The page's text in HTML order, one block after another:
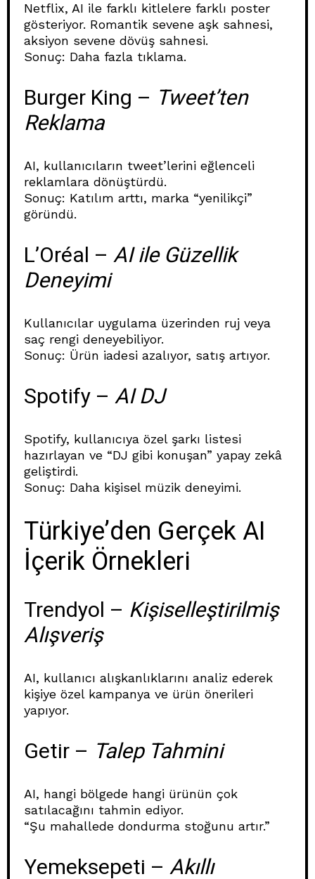
Netflix, AI ile farklı kitlelere farklı poster
gösteriyor. Romantik sevene aşk sahnesi,
aksiyon sevene dövüş sahnesi.
Sonuç: Daha fazla tıklama.
Burger King – Tweet’ten
Reklama
AI, kullanıcıların tweet’lerini eğlenceli
reklamlara dönüştürdü.
Sonuç: Katılım arttı, marka “yenilikçi”
göründü.
L’Oréal – AI ile Güzellik
Deneyimi
Kullanıcılar uygulama üzerinden ruj veya
saç rengi deneyebiliyor.
Sonuç: Ürün iadesi azalıyor, satış artıyor.
Spotify – AI DJ
Spotify, kullanıcıya özel şarkı listesi
hazırlayan ve “DJ gibi konuşan” yapay zekâ
geliştirdi.
Sonuç: Daha kişisel müzik deneyimi.
Türkiye’den Gerçek AI
İçerik Örnekleri
Trendyol – Kişiselleştirilmiş
Alışveriş
AI, kullanıcı alışkanlıklarını analiz ederek
kişiye özel kampanya ve ürün önerileri
yapıyor.
Getir – Talep Tahmini
AI, hangi bölgede hangi ürünün çok
satılacağını tahmin ediyor.
“Şu mahallede dondurma stoğunu artır.”
Yemeksepeti – Akıllı